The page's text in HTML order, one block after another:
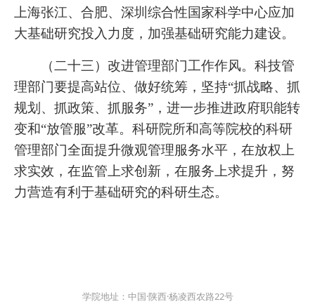
上海张江、合肥、深圳综合性国家科学中心应加
大基础研究投入力度，加强基础研究能力建设。
（二十三）改进管理部门工作作风。科技管
理部门要提高站位、做好统筹，坚持“抓战略、抓
规划、抓政策、抓服务”，进一步推进政府职能转
变和“放管服”改革。科研院所和高等院校的科研
管理部门全面提升微观管理服务水平，在放权上
求实效，在监管上求创新，在服务上求提升，努
力营造有利于基础研究的科研生态。
学院地址：中国·陕西·杨凌西农路22号